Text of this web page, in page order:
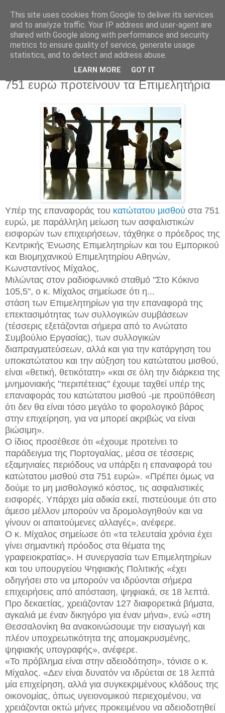
Σάββατο 1 Σεπτεμβρίου 2018
Επαναφορά του κατώτατου μισθού στα
751 ευρώ προτείνουν τα Επιμελητήρια
Υπέρ της επαναφοράς του κατώτατου μισθού στα 751
ευρώ, με παράλληλη μείωση των ασφαλιστικών
εισφορών των επιχειρήσεων, τάχθηκε ο πρόεδρος της
Κεντρικής Ένωσης Επιμελητηρίων και του Εμπορικού
και Βιομηχανικού Επιμελητηρίου Αθηνών,
Κωνσταντίνος Μίχαλος,
Μιλώντας στον ραδιοφωνικό σταθμό "Στο Κόκινο
105,5", ο κ. Μίχαλος σημείωσε ότι η...
στάση των Επιμελητηρίων για την επαναφορά της
επεκτασιμότητας των συλλογικών συμβάσεων
(τέσσερις εξετάζονται σήμερα από το Ανώτατο
Συμβούλιο Εργασίας), των συλλογικών
διαπραγματεύσεων, αλλά και για την κατάργηση του
υποκατώτατου και την αύξηση του κατώτατου μισθού,
είναι «θετική, θετικότατη» «και σε όλη την διάρκεια της
μνημονιακής "περιπέτειας" έχουμε ταχθεί υπέρ της
επαναφοράς του κατώτατου μισθού -με προϋπόθεση
ότι δεν θα είναι τόσο μεγάλο το φορολογικό βάρος
στην επιχείρηση, για να μπορεί ακριβώς να είναι
βιώσιμη».
O ίδιος προσέθεσε ότι «έχουμε προτείνει το
παράδειγμα της Πορτογαλίας, μέσα σε τέσσερις
εξαμηνιαίες περιόδους να υπάρξει η επαναφορά του
κατώτατου μισθού στα 751 ευρώ». «Πρέπει όμως να
δούμε το μη μισθολογικό κόστος, τις ασφαλιστικές
εισφορές. Υπάρχει μία αδικία εκεί, πιστεύουμε ότι στο
άμεσο μέλλον μπορούν να δρομολογηθούν και να
γίνουν οι απαιτούμενες αλλαγές», ανέφερε.
Ο κ. Μίχαλος σημείωσε ότι «τα τελευταία χρόνια έχει
γίνει σημαντική πρόοδος στα θέματα της
γραφειοκρατίας». Η συνεργασία των Επιμελητηρίων
και του υπουργείου Ψηφιακής Πολιτικής «έχει
οδηγήσει στο να μπορούν να ιδρύονται σήμερα
επιχειρήσεις από απόσταση, ψηφιακά, σε 18 λεπτά.
Προ δεκαετίας, χρειάζονταν 127 διαφορετικά βήματα,
αγκαλιά με έναν δικηγόρο για έναν μήνα», ενώ «στη
Θεσσαλονίκη θα ανακοινώσουμε την εισαγωγή και
πλέον υποχρεωτικότητα της απομακρυσμένης,
ψηφιακής υπογραφής», ανέφερε.
«Το πρόβλημα είναι στην αδειοδότηση», τόνισε ο κ.
Μίχαλος. «Δεν είναι δυνατόν να ιδρύεται σε 18 λεπτά
μία επιχείρηση, αλλά για συγκεκριμένους κλάδους της
οικονομίας, όπως υγειονομικού περιεχομένου, να
χρειάζονται οκτώ μήνες προκειμένου να αδειοδοτηθεί
This site uses cookies from Google to deliver its services
and to analyze traffic. Your IP address and user-agent are
shared with Google along with performance and security
metrics to ensure quality of service, generate usage
statistics, and to detect and address abuse.
LEARN MORE GOT IT